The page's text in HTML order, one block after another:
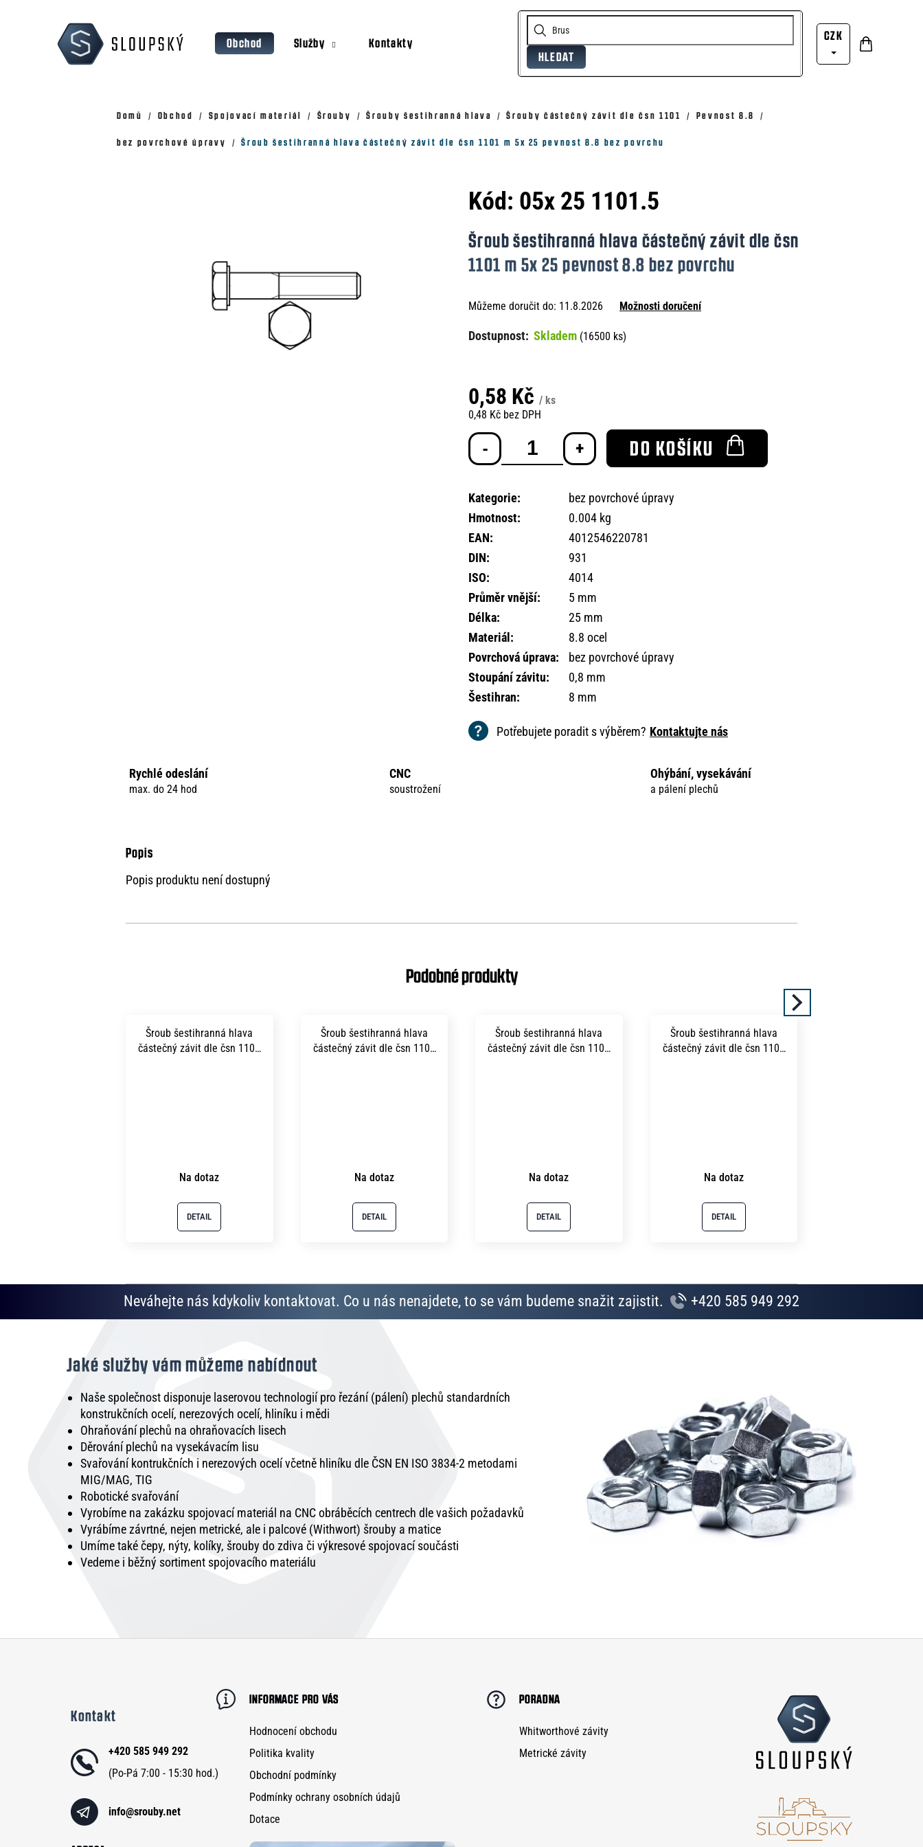
Obchod Služby
Kontakty
HLEDAT
CZK Nákupní
Domů Obchod Spojovací materiál Šrouby Šrouby šestihranná hlava Šrouby částečný závit dle čsn 1101 Pevnost 8.8
bez povrchové úpravy Šroub šestihranná hlava částečný závit dle čsn 1101 m 5x 25 pevnost 8.8 bez povrchu
Kód: 05x 25 1101.5
Šroub šestihranná hlava částečný závit dle čsn
1101 m 5x 25 pevnost 8.8 bez povrchu
Můžeme doručit do: 11.8.2026 Možnosti doručení
Skladem (16500 ks)
0,58 Kč / ks
0,48 Kč bez DPH
Měrná
cena:
DO KOŠÍKU
Kategorie:
bez povrchové úpravy
Hmotnost:
0.004 kg
EAN:
4012546220781
DIN:
931
ISO:
4014
Průměr vnější:
5 mm
Délka:
25 mm
Materiál :
8.8 ocel
Povrchová úprava:
bez povrchové úpravy
Stoupání závitu:
0,8 mm
Šestihran: 8 mm
Potřebujete poradit s výběrem? Kontaktujte nás
Rychlé odeslání
max. do 24 hod
CNC
soustrožení
Ohýbání, vysekávání
a pálení plechů
Popis produktu není dostupný
Šroub šestihranná hlava
částečný závit dle čsn 1101
Na dotaz
DETAIL
Šroub šestihranná hlava
částečný závit dle čsn 1101
Na dotaz
DETAIL
Šroub šestihranná hlava
částečný závit dle čsn 1101
Na dotaz
DETAIL
Šroub šestihranná hlava
částečný závit dle čsn 1101
Na dotaz
DETAIL
Další
produkt
Zpět
Zpět
Doporučujeme
Neváhejte nás kdykoliv kontaktovat. Co u nás nenajdete, to se vám budeme snažit zajistit. +420 585 949 292
Jaké služby vám můžeme nabídnout
Naše společnost disponuje laserovou technologií pro řezání (pálení) plechů standardních
konstrukčních ocelí, nerezových ocelí, hliníku i mědi
Ohraňování plechů na ohraňovacích lisech
Děrování plechů na vysekávacím lisu
Svařování kontrukčních i nerezových ocelí včetně hliníku dle ČSN EN ISO 3834-2 metodami
MIG/MAG, TIG
Robotické svařování
Vyrobíme na zakázku spojovací materiál na CNC obráběcích centrech dle vašich požadavků
Vyrábíme závrtné, nejen metrické, ale i palcové (Withwort) šrouby a matice
Umíme také čepy, nýty, kolíky, šrouby do zdiva či výkresové spojovací součásti
Vedeme i běžný sortiment spojovacího materiálu
Kontakt
info@srouby.net
+420 585 949 292
INFORMACE PRO VÁS
Hodnocení obchodu
Politika kvality
Obchodní podmínky
Podmínky ochrany osobních údajů
Dotace
PORADNA
Whitworthové závity
Metrické závity